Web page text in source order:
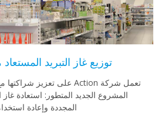
توزيع غاز التبريد المستعاد من Action
المشروع الجديد المتطور: استعادة غاز
المجددة وإعادة استخدامه.